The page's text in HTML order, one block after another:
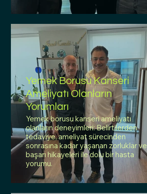
Yemek Borusu Kanseri
Ameliyatı Olanların
Yorumları
Yemek borusu kanseri ameliyatı
olanların deneyimleri: Belirtilerden
tedaviye, ameliyat sürecinden
sonrasına kadar yaşanan zorluklar ve
başarı hikayeleri ile dolu bir hasta
yorumu.